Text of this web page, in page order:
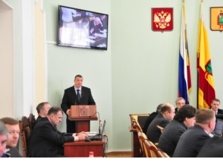
Перейти к основному содержанию